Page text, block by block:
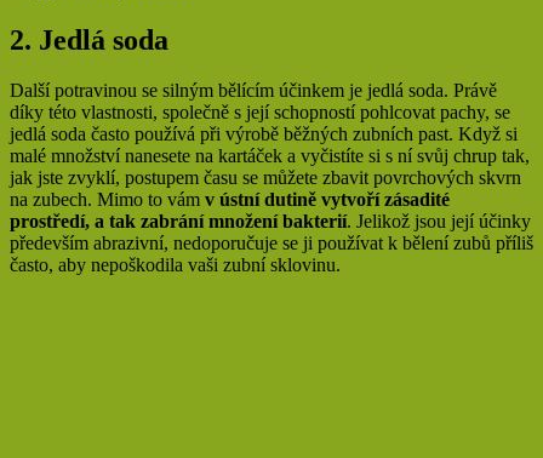
2. Jedlá soda
Další potravinou se silným bělícím účinkem je jedlá soda. Právě
díky této vlastnosti, společně s její schopností pohlcovat pachy, se
jedlá soda často používá při výrobě běžných zubních past. Když si
malé množství nanesete na kartáček a vyčistíte si s ní svůj chrup tak,
jak jste zvyklí, postupem času se můžete zbavit povrchových skvrn
na zubech. Mimo to vám v ústní dutině vytvoří zásadité
prostředí, a tak zabrání množení bakterií. Jelikož jsou její účinky
především abrazivní, nedoporučuje se ji používat k bělení zubů příliš
často, aby nepoškodila vaši zubní sklovinu.